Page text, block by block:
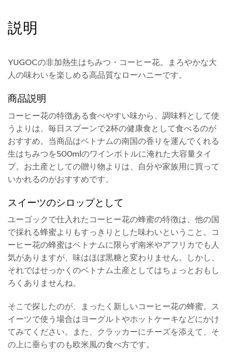
説明
YUGOCの非加熱生はちみつ・コーヒー花。まろやかな大
人の味わいを楽しめる高品質なローハニーです。
商品説明
コーヒー花の特徴ある食べやすい味から、調味料として使
うよりは、毎日スプーンで2杯の健康食として食べるのが
おすすめ。当商品はベトナムの南国の香りを運んでくれる
生はちみつを500mlのワインボトルに淹れた大容量タイ
プ。お土産としての贈り物よりは、自分や家族用に買って
いかれるのがおすすめです。
スイーツのシロップとして
ユーゴックで仕入れたコーヒー花の蜂蜜の特徴は、他の国
で採れる蜂蜜よりもすっきりとした味わいということ。コ
ーヒー花の蜂蜜はベトナムに限らず南米やアフリカでも人
気がありますが、味はほぼ黒糖と変わりません。しかし、
それではせっかくのベトナム土産としてはちょっとおもし
ろくありませんね。
そこで探したのが、まったく新しいコーヒー花の蜂蜜。ス
イーツで使う場合はヨーグルトやホットケーキなどにかけ
てみてください。また、クラッカーにチーズを添えて、そ
の上に垂らすのも欧米風の食べ方です。